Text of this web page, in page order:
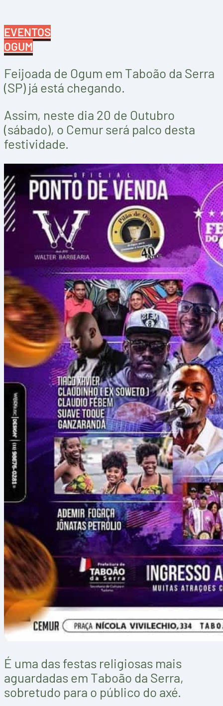
EVENTOS
OGUM
Feijoada de Ogum em Taboão da Serra
(SP) já está chegando.
Assim, neste dia 20 de Outubro
(sábado), o Cemur será palco desta
festividade.
É uma das festas religiosas mais
aguardadas em Taboão da Serra,
sobretudo para o público do axé.